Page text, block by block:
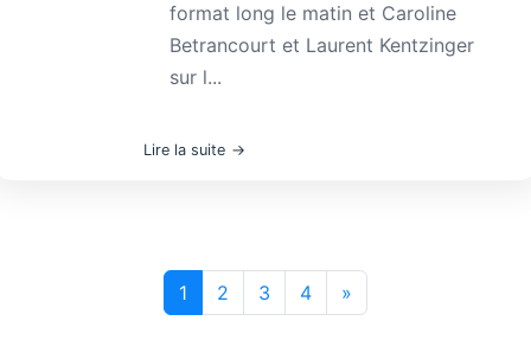
format long le matin et Caroline
Betrancourt et Laurent Kentzinger
sur l...
Lire la suite
1 2 3 4 »